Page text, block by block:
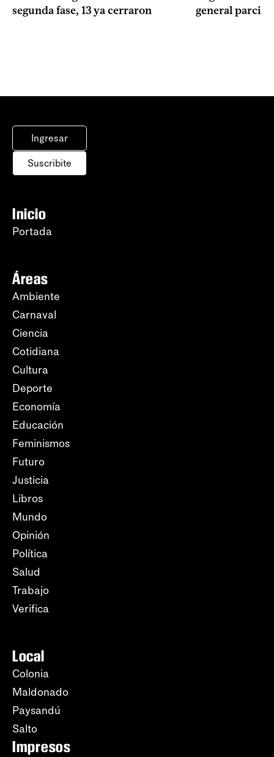
segunda fase, 13 ya cerraron
general parcial
Ingresar
Suscribite
Inicio
Portada
Áreas
Ambiente
Carnaval
Ciencia
Cotidiana
Cultura
Deporte
Economía
Educación
Feminismos
Futuro
Justicia
Libros
Mundo
Opinión
Política
Salud
Trabajo
Verifica
Local
Colonia
Maldonado
Paysandú
Salto
Impresos